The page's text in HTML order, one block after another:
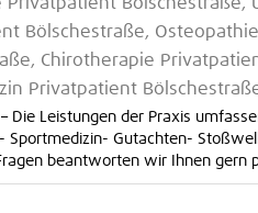
Privatpatient Bölschestraße,
Bölschestraße,
Chirotherapie
Privatpatient
– Die Leistungen der Praxis
Sportmedizin- Gutachten-
beantworten wir Ihnen gern